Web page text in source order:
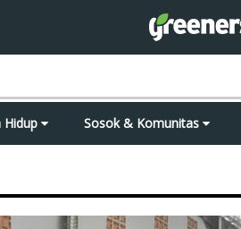
Hidup Sosok & Komunitas